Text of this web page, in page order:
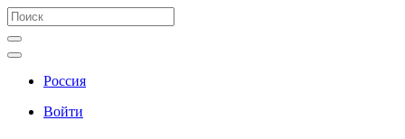
Россия
Войти